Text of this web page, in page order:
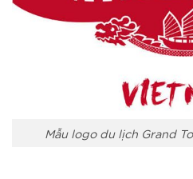
Mẫu logo du lịch Grand